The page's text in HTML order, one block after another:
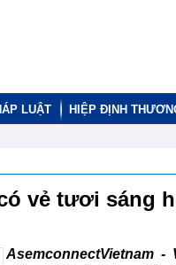
LUẬT HIỆP ĐỊNH
vẻ tươi sáng
AsemconnectVietnam